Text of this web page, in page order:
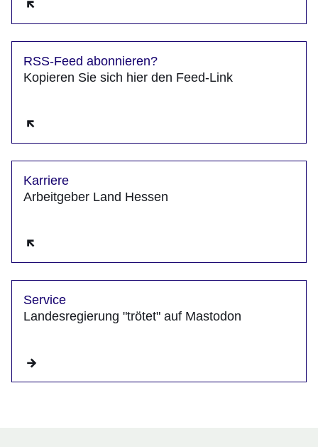
RSS-Feed abonnieren?
Kopieren Sie sich hier den Feed-Link
Karriere
Arbeitgeber Land Hessen
Service
Landesregierung "trötet" auf Mastodon